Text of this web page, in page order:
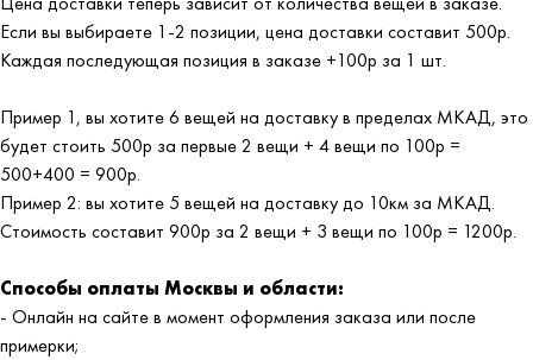
Если вы выбираете 1-2 позиции, цена доставки составит 500р.
Каждая последующая позиция в заказе +100р за 1 шт.
Пример 1, вы хотите 6 вещей на доставку в пределах МКАД, это
будет стоить 500р за первые 2 вещи + 4 вещи по 100р =
500+400 = 900р.
Пример 2: вы хотите 5 вещей на доставку до 10км за МКАД.
Стоимость составит 900р за 2 вещи + 3 вещи по 100р = 1200р.
Способы оплаты Москвы и области:
- Онлайн на сайте в момент оформления заказа или после
примерки;